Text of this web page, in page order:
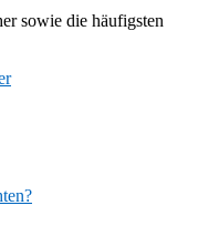
sowie die häufigsten